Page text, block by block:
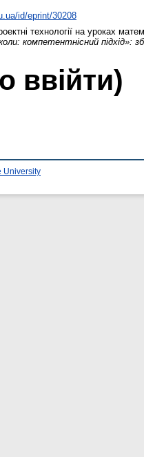
id/eprint/30208
технології на уроках
компетентнісний підхід»:
ввійти)
University